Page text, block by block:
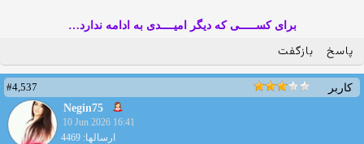
برای کســـــی که دیگر امیــــدی به ادامه ندارد…
پاسخ بازگفت
کاربر
#4,537
Negin75
10 Jun 2026 16:41
ارسالها: 4469